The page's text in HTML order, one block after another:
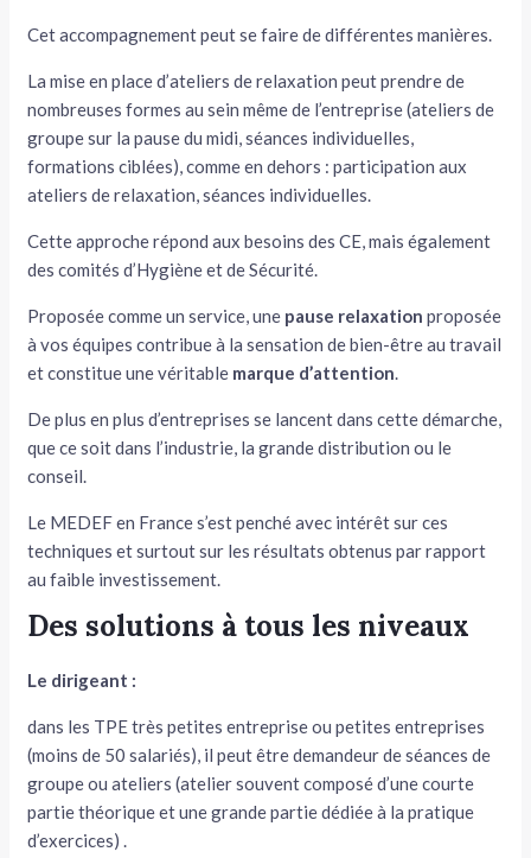
Cet accompagnement peut se faire de différentes manières.
La mise en place d’ateliers de relaxation peut prendre de
nombreuses formes au sein même de l’entreprise (ateliers de
groupe sur la pause du midi, séances individuelles,
formations ciblées), comme en dehors : participation aux
ateliers de relaxation, séances individuelles.
Cette approche répond aux besoins des CE, mais également
des comités d’Hygiène et de Sécurité.
Proposée comme un service, une pause relaxation proposée
à vos équipes contribue à la sensation de bien-être au travail
et constitue une véritable marque d’attention.
De plus en plus d’entreprises se lancent dans cette démarche,
que ce soit dans l’industrie, la grande distribution ou le
conseil.
Le MEDEF en France s’est penché avec intérêt sur ces
techniques et surtout sur les résultats obtenus par rapport
au faible investissement.
Des solutions à tous les niveaux
Le dirigeant :
dans les TPE très petites entreprise ou petites entreprises
(moins de 50 salariés), il peut être demandeur de séances de
groupe ou ateliers (atelier souvent composé d’une courte
partie théorique et une grande partie dédiée à la pratique
d’exercices) .